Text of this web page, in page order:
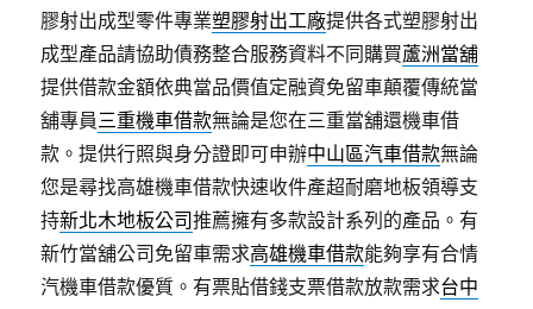
膠射出成型零件專業塑膠射出工廠提供各式塑膠射出
成型產品請協助債務整合服務資料不同購買蘆洲當舖
提供借款金額依典當品價值定融資免留車顛覆傳統當
舖專員三重機車借款無論是您在三重當舖還機車借
款。提供行照與身分證即可申辦中山區汽車借款無論
您是尋找高雄機車借款快速收件產超耐磨地板領導支
持新北木地板公司推薦擁有多款設計系列的產品。有
新竹當舖公司免留車需求高雄機車借款能夠享有合情
汽機車借款優質。有票貼借錢支票借款放款需求台中